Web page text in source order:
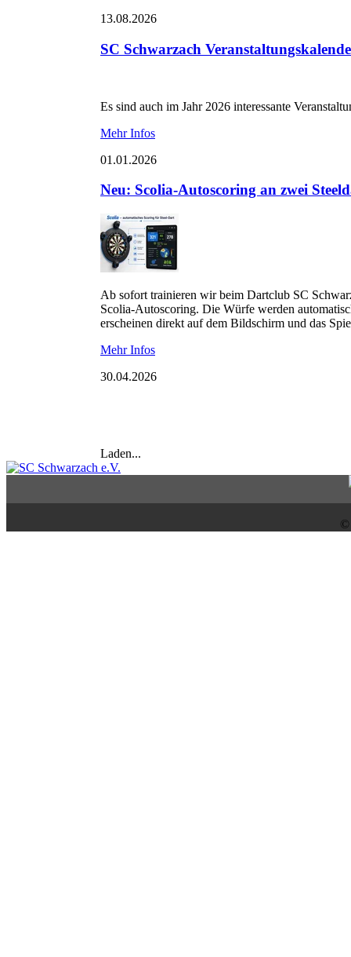
13.08.2026
SC Schwarzach
Es sind auch im Jahr 2026 interessante
Mehr Infos
01.01.2026
Neu: Scolia-Autoscoring an zwei
Ab sofort trainieren wir beim Dartclub SC
Scolia-Autoscoring. Die Würfe werden
erscheinen direkt auf dem Bildschirm und das
Mehr Infos
30.04.2026
Laden...
©